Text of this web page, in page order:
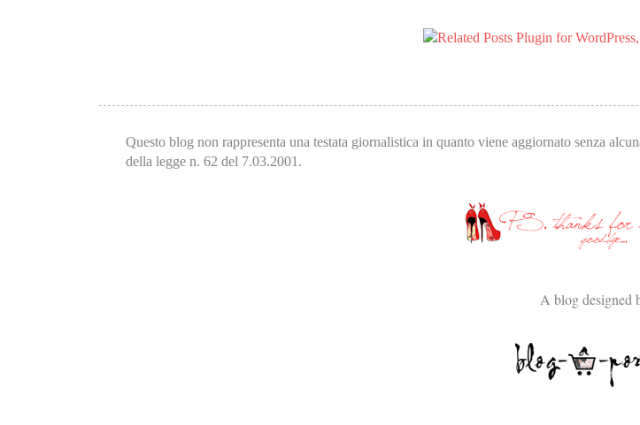
Questo blog non rappresenta una testata giornalistica in quanto viene aggiornato senza
della legge n. 62 del 7.03.2001.
A blog designed